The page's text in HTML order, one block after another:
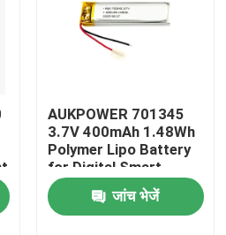
AUKPOWER 701345
3.7V 400mAh 1.48Wh
Polymer Lipo Battery
for Digital Smart
Speakers Bluetooth
Earphones and Facial
Cleansing Devices
जांच भेजें